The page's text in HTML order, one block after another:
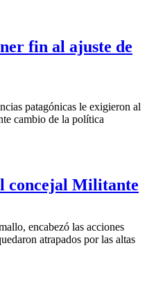
fin al ajuste de
patagónicas le exigieron al
cambio de la política
concejal Militante
encabezó las acciones
atrapados por las altas